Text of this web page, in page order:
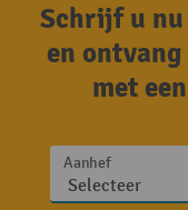
Schrijf u
en
met
Aanhef